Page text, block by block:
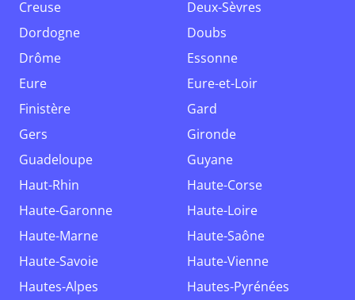
Creuse
Deux-Sèvres
Dordogne
Doubs
Drôme
Essonne
Eure
Eure-et-Loir
Finistère
Gard
Gers
Gironde
Guadeloupe
Guyane
Haut-Rhin
Haute-Corse
Haute-Garonne
Haute-Loire
Haute-Marne
Haute-Saône
Haute-Savoie
Haute-Vienne
Hautes-Alpes
Hautes-Pyrénées